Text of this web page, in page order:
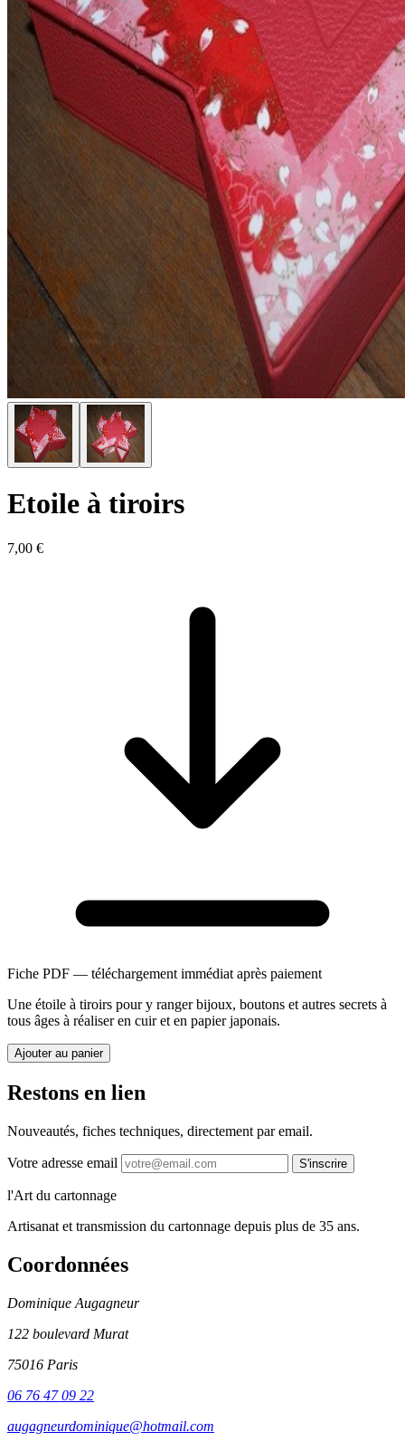
Etoile à tiroirs
7,00 €
Fiche PDF — téléchargement immédiat après paiement
Une étoile à tiroirs pour y ranger bijoux, boutons et autres secrets à
tous âges à réaliser en cuir et en papier japonais.
Ajouter au panier
Restons en lien
Nouveautés, fiches techniques, directement par email.
Votre adresse email S'inscrire
l'Art du cartonnage
Artisanat et transmission du cartonnage depuis plus de 35 ans.
Coordonnées
Dominique Augagneur
122 boulevard Murat
75016 Paris
06 76 47 09 22
augagneurdominique@hotmail.com